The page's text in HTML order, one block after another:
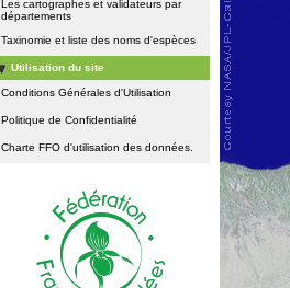
Les cartographes et validateurs par
départements
Taxinomie et liste des noms d'espèces
Utilisation du site
Conditions Générales d'Utilisation
Politique de Confidentialité
Charte FFO d'utilisation des données.